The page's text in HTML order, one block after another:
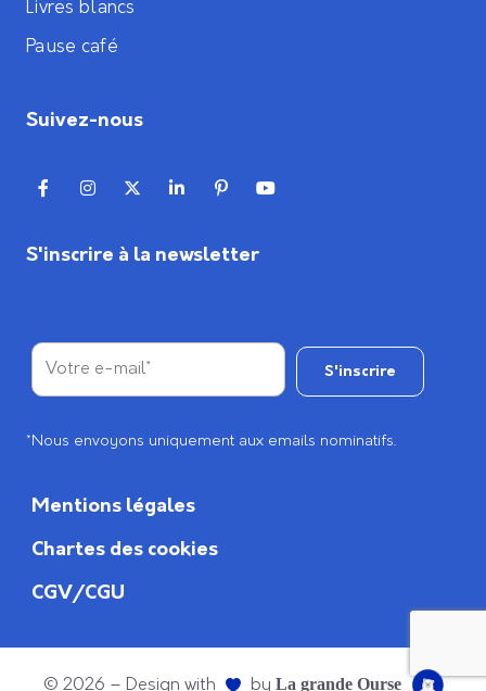
Livres blancs
Pause café
Suivez-nous
S'inscrire à la newsletter
*Nous envoyons uniquement aux emails nominatifs.
Mentions légales
Chartes des cookies
CGV/CGU
© 2026 – Design with by La grande Ourse